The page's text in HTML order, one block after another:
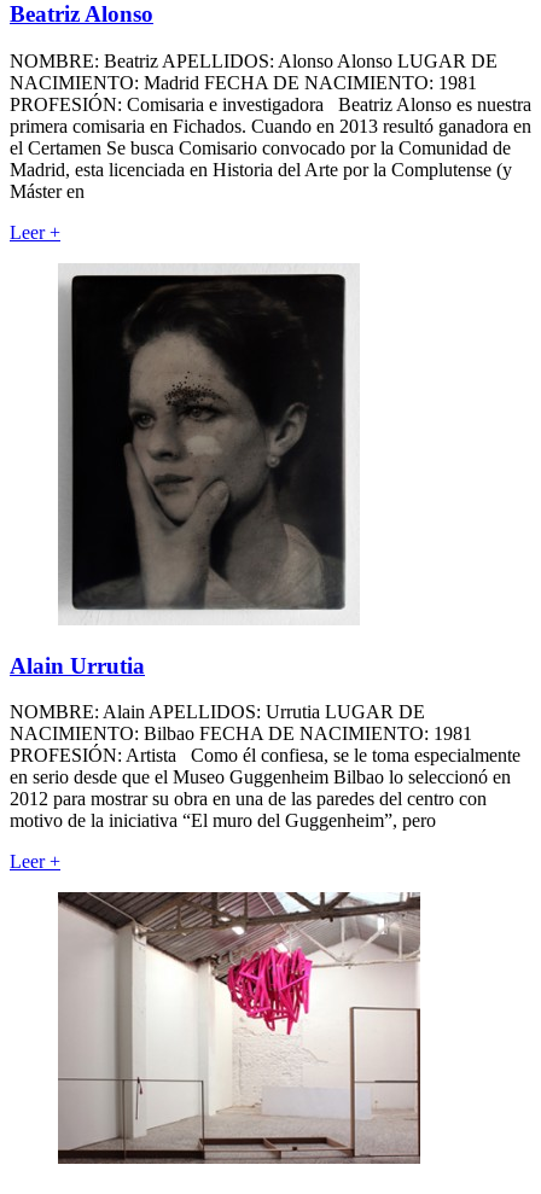
Beatriz Alonso
NOMBRE: Beatriz APELLIDOS: Alonso Alonso LUGAR DE
NACIMIENTO: Madrid FECHA DE NACIMIENTO: 1981
PROFESIÓN: Comisaria e investigadora Beatriz Alonso es nuestra
primera comisaria en Fichados. Cuando en 2013 resultó ganadora en
el Certamen Se busca Comisario convocado por la Comunidad de
Madrid, esta licenciada en Historia del Arte por la Complutense (y
Máster en
Leer+
Alain Urrutia
NOMBRE: Alain APELLIDOS: Urrutia LUGAR DE
NACIMIENTO: Bilbao FECHA DE NACIMIENTO: 1981
PROFESIÓN: Artista Como él confiesa, se le toma especialmente
en serio desde que el Museo Guggenheim Bilbao lo seleccionó en
2012 para mostrar su obra en una de las paredes del centro con
motivo de la iniciativa “El muro del Guggenheim”, pero
Leer+